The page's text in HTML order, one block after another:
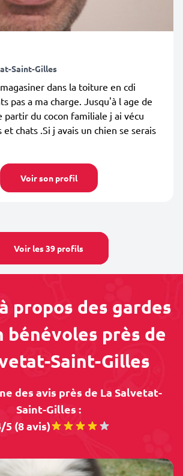
Saint-Gilles
dans la toiture en cdi
pas a ma charge. Jusqu'à l age de
partir du cocon familiale j ai vécu
et chats .Si j avais un chien se serais
Voir son profil
Voir les 39 profils
propos des gardes
bénévoles près de
Saint-Gilles
des avis près de La Salvetat-
Saint-Gilles :
5 (8 avis)